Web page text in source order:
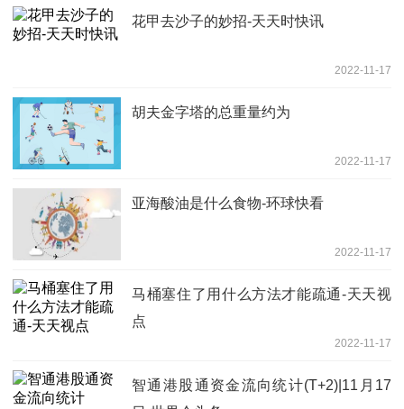
花甲去沙子的妙招-天天时快讯
2022-11-17
胡夫金字塔的总重量约为
2022-11-17
亚海酸油是什么食物-环球快看
2022-11-17
马桶塞住了用什么方法才能疏通-天天视
点
2022-11-17
智通港股通资金流向统计(T+2)|11月17